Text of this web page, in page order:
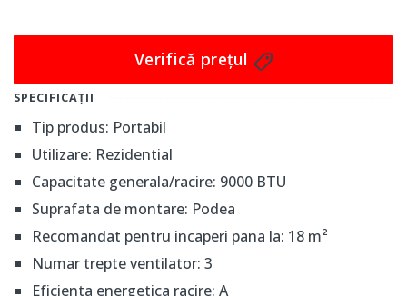
dezavantaj pentru cei care preferă controlul de la
distanță. Aparatul este ușor de integrat în orice decor
datorită designului său simplu și elegant, de culoare
ajutor suplimentar pentru instalare, dar performanțele
oferite compensează acest aspect. În concluzie,
Whirlpool PACF212HPW este o alegere excelentă
pentru cei care caută un aparat de aer condiționat
portabil, eficient și economic.
SPECIFICAȚII
Tip produs: Portabil
Utilizare: Rezidential
Capacitate generala/racire: 9000 BTU
Suprafata de montare: Podea
Recomandat pentru incaperi pana la: 18 m²
Numar trepte ventilator: 3
Eficienta energetica racire: A
Verifică prețul